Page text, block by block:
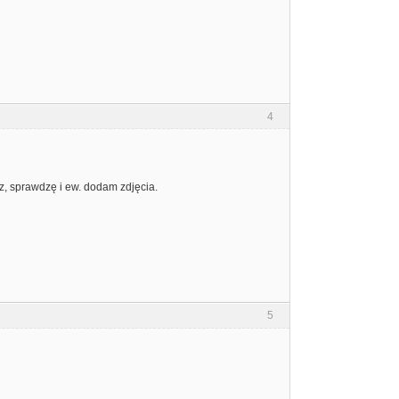
4
sprawdzę i ew. dodam zdjęcia.
5